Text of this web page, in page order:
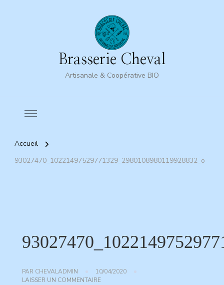
Brasserie Cheval
Artisanale & Coopérative BIO
Accueil
93027470_10221497529771329_2980108980119928832_o
PAR CHEVALADMIN
10/04/2020
LAISSER UN COMMENTAIRESUR